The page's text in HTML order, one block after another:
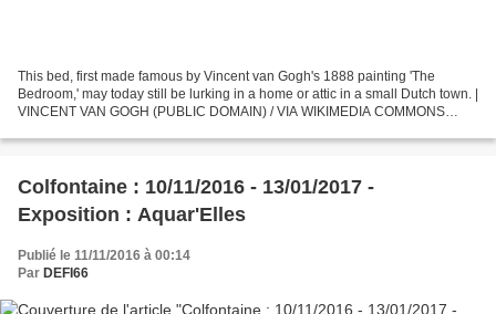
This bed, first made famous by Vincent van Gogh's 1888 painting 'The
Bedroom,' may today still be lurking in a home or attic in a small Dutch town. |
VINCENT VAN GOGH (PUBLIC DOMAIN) / VIA WIKIMEDIA COMMONS
Colfontaine : 10/11/2016 - 13/01/2017 -
Exposition : Aquar'Elles
Publié le 11/11/2016 à 00:14
Par DEFI66